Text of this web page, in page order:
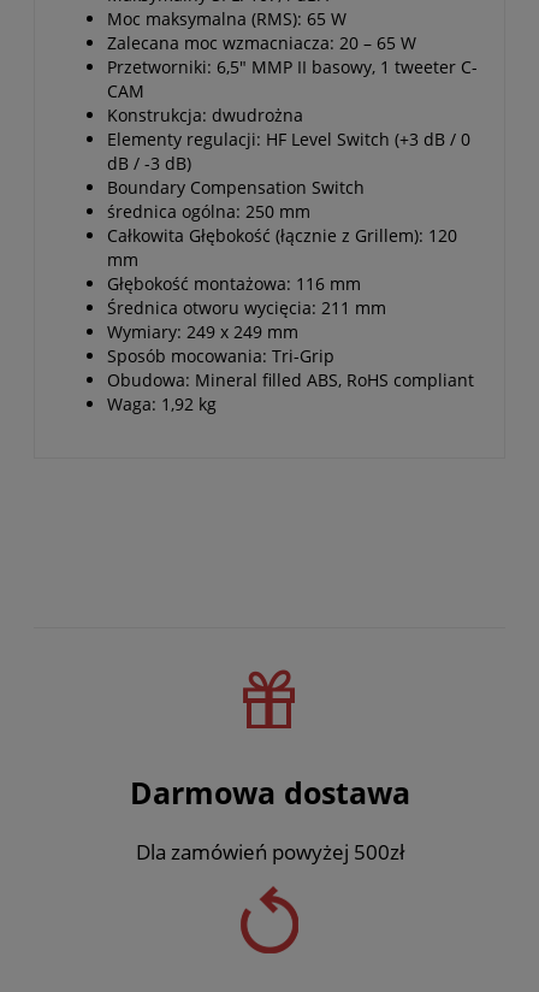
Moc maksymalna (RMS): 65 W
Zalecana moc wzmacniacza: 20 – 65 W
Przetworniki: 6,5" MMP II basowy, 1 tweeter C-
CAM
Konstrukcja: dwudrożna
Elementy regulacji: HF Level Switch (+3 dB / 0
dB / -3 dB)
Boundary Compensation Switch
średnica ogólna: 250 mm
Całkowita Głębokość (łącznie z Grillem): 120
mm
Głębokość montażowa: 116 mm
Średnica otworu wycięcia: 211 mm
Wymiary: 249 x 249 mm
Sposób mocowania: Tri-Grip
Obudowa: Mineral filled ABS, RoHS compliant
Waga: 1,92 kg
Darmowa dostawa
Dla zamówień powyżej 500zł